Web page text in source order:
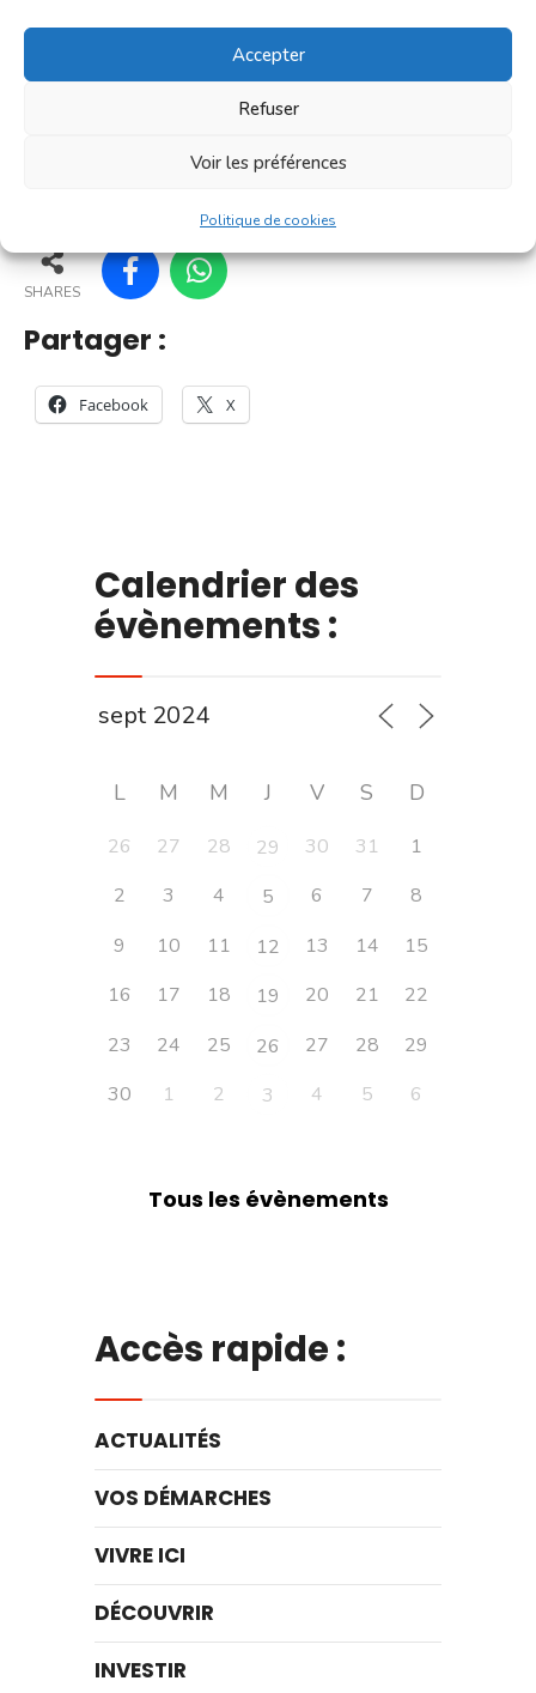
Accepter
Refuser
Voir les préférences
Politique de cookies
[...]
En savoir plus
166
SHARES
Partager :
Facebook X
Calendrier des
évènements :
L M M J V S D
26 27 28 29 30 31
1
2
3 4 5 6 7
8
9
10 11 12 13 14
15
16
17 18 19 20 21
22
23
24 25 26 27 28
29
30
1 2 3 4 5 6
Tous les évènements
Accès rapide :
ACTUALITÉS
VOS DÉMARCHES
VIVRE ICI
DÉCOUVRIR
INVESTIR